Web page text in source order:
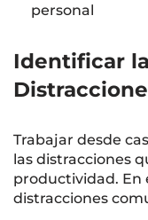
personal
Identificar
Trabajar desde
las distracciones
productividad. En
distracciones